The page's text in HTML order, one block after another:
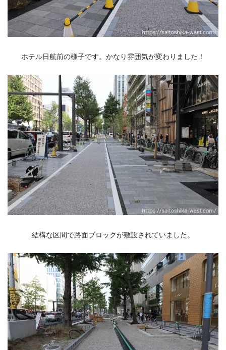
ホテル日航前の様子です。かなり雰囲気が変わりました！
結構な区間で路面ブロックが敷設されていました。